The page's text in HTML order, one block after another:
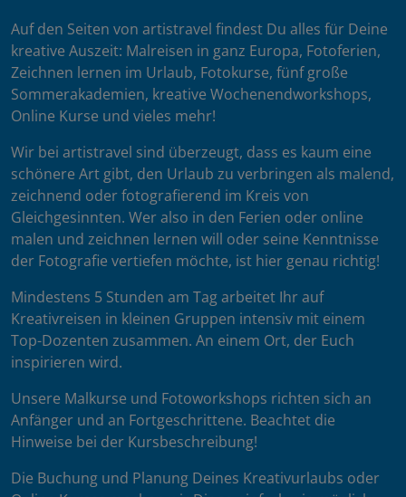
Auf den Seiten von artistravel findest Du alles für Deine
kreative Auszeit: Malreisen in ganz Europa, Fotoferien,
Zeichnen lernen im Urlaub, Fotokurse, fünf große
Sommerakademien, kreative Wochenendworkshops,
Online Kurse und vieles mehr!
Wir bei artistravel sind überzeugt, dass es kaum eine
schönere Art gibt, den Urlaub zu verbringen als malend,
zeichnend oder fotografierend im Kreis von
Gleichgesinnten. Wer also in den Ferien oder online
malen und zeichnen lernen will oder seine Kenntnisse
der Fotografie vertiefen möchte, ist hier genau richtig!
Mindestens 5 Stunden am Tag arbeitet Ihr auf
Kreativreisen in kleinen Gruppen intensiv mit einem
Top-Dozenten zusammen. An einem Ort, der Euch
inspirieren wird.
Unsere Malkurse und Fotoworkshops richten sich an
Anfänger und an Fortgeschrittene. Beachtet die
Hinweise bei der Kursbeschreibung!
Die Buchung und Planung Deines Kreativurlaubs oder